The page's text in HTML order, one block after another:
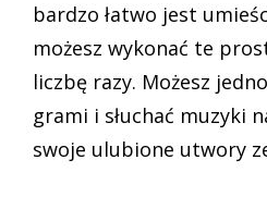
bardzo łatwo jest
możesz wykonać te
liczbę razy. Możesz
grami i słuchać muzyki
swoje ulubione utwory